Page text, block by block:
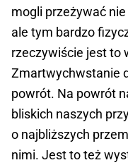
mogli przeżywać
ale tym bardzo
rzeczywiście jest to
Zmartwychwstanie
powrót. Na powrót
bliskich naszych
o najbliższych
nimi. Jest to też